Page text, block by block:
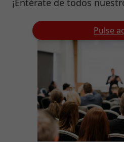
¡Entérate de todos
Pulse